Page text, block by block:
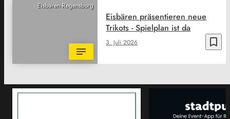
Eisbären Regensburg
bookmark_border
3. Juli 2026
Eisbären präsentieren neue
Trikots - Spielplan ist da